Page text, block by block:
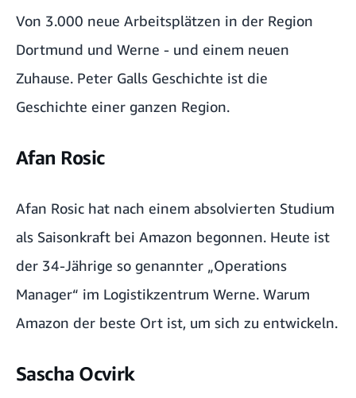
Von 3.000 neue Arbeitsplätzen in der Region
Dortmund und Werne - und einem neuen
Zuhause. Peter Galls Geschichte ist die
Geschichte einer ganzen Region.
Afan Rosic
Afan Rosic hat nach einem absolvierten Studium
als Saisonkraft bei Amazon begonnen. Heute ist
der 34-Jährige so genannter „Operations
Manager“ im Logistikzentrum Werne. Warum
Amazon der beste Ort ist, um sich zu entwickeln.
Sascha Ocvirk